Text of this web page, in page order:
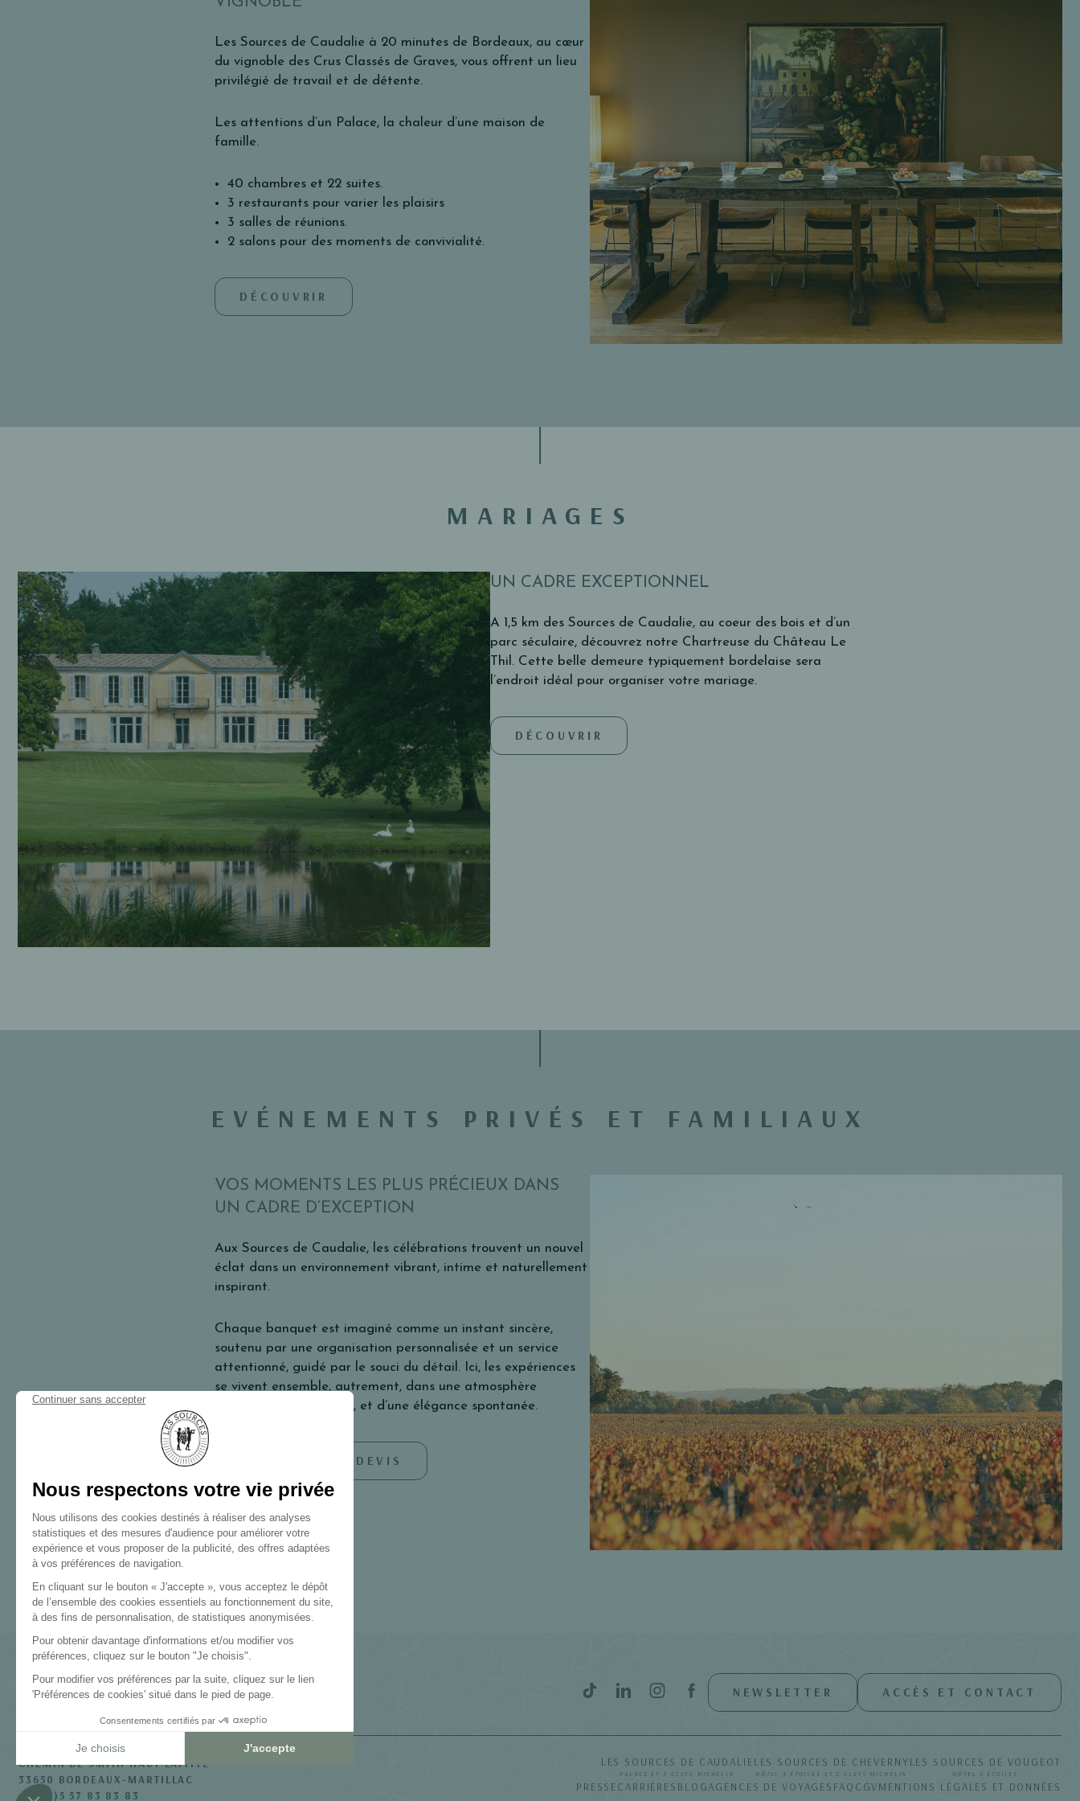
Les Sources de Caudalie à 20 minutes de Bordeaux, au cœur
du vignoble des Crus Classés de Graves, vous offrent un lieu
privilégié de travail et de détente.
Les attentions d’un Palace, la chaleur d’une maison de
famille.
40 chambres et 22 suites.
3 restaurants pour varier les plaisirs
3 salles de réunions.
2 salons pour des moments de convivialité.
DÉCOUVRIR
MARIAGES
UN CADRE EXCEPTIONNEL
A 1,5 km des Sources de Caudalie, au coeur des bois et d’un
parc séculaire, découvrez notre Chartreuse du Château Le
Thil. Cette belle demeure typiquement bordelaise sera
l’endroit idéal pour organiser votre mariage.
DÉCOUVRIR
EVÉNEMENTS PRIVÉS ET FAMILIAUX
VOS MOMENTS LES PLUS PRÉCIEUX DANS
UN CADRE D’EXCEPTION
Aux Sources de Caudalie, les célébrations trouvent un nouvel
éclat dans un environnement vibrant, intime et naturellement
inspirant.
Chaque banquet est imaginé comme un instant sincère,
soutenu par une organisation personnalisée et un service
attentionné, guidé par le souci du détail. Ici, les expériences
se vivent ensemble, autrement, dans une atmosphère
conviviale, authentique, et d’une élégance spontanée.
DEMANDER UN DEVIS
NEWSLETTER ACCÈS ET CONTACT
CHEMIN DE SMITH HAUT LAFITTE
33650 BORDEAUX-MARTILLAC
+33(0)5 57 83 83 83
LES SOURCES DE CAUDALIE
PALACE ET 3 CLEFS MICHELIN
LES SOURCES DE CHEVERNY
HÔTEL 5 ÉTOILES ET 2 CLEFS MICHELIN
LES SOURCES DE VOUGEOT
HÔTEL 5 ÉTOILES
PRESSE CARRIÈRES BLOGAGENCES DE VOYAGES FAQ CGVMENTIONS LÉGALES ET DONNÉES